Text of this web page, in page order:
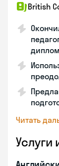
British
Читать
Услуги